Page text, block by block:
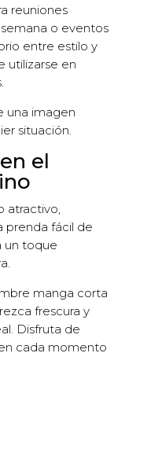
reuniones
o eventos
entre estilo y
utilizarse en
una imagen
situación.
el
atractivo,
prenda fácil de
un toque
manga corta
frescura y
Disfruta de
cada momento